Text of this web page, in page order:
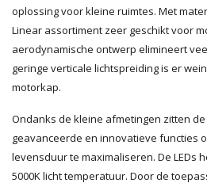
oplossing voor kleine ruimtes. Met
Linear assortiment zeer geschikt voor
aerodynamische ontwerp elimineert
geringe verticale lichtspreiding is er
motorkap.
Ondanks de kleine afmetingen zitten
geavanceerde en innovatieve functies
levensduur te maximaliseren. De LEDs
5000K licht temperatuur. Door de